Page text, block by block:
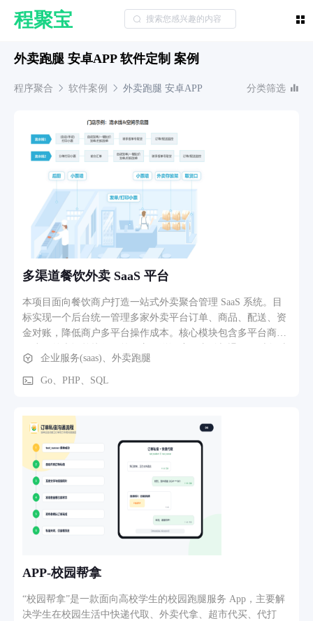
程聚宝
外卖跑腿 安卓APP 软件定制 案例
程序聚合 软件案例 外卖跑腿 安卓APP 分类筛选
多渠道餐饮外卖 SaaS 平台
本项目面向餐饮商户打造一站式外卖聚合管理 SaaS 系统。目
标实现一个后台统一管理多家外卖平台订单、商品、配送、资
金对账，降低商户多平台操作成本。核心模块包含多平台商品
账、订单数据统计。业务流程：商户绑定美团、饿了么等外卖
渠道，订单自动同步至后台；可选择平台自有配送或顺丰、达
企业服务(saas)、外卖跑腿
Go、PHP、SQL
APP-校园帮拿
“校园帮拿”是一款面向高校学生的校园跑腿服务 App，主要解
决学生在校园生活中快递代取、外卖代拿、超市代买、代打